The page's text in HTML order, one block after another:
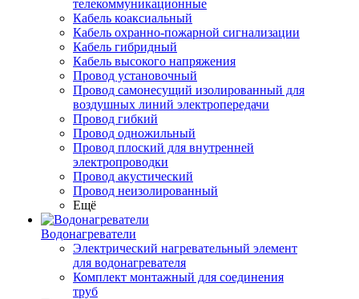
телекоммуникационные
Кабель коаксиальный
Кабель охранно-пожарной сигнализации
Кабель гибридный
Кабель высокого напряжения
Провод установочный
Провод самонесущий изолированный для
воздушных линий электропередачи
Провод гибкий
Провод одножильный
Провод плоский для внутренней
электропроводки
Провод акустический
Провод неизолированный
Ещё
Водонагреватели
Электрический нагревательный элемент
для водонагревателя
Комплект монтажный для соединения
труб